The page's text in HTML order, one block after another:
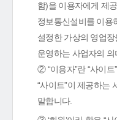
함)을 이용자에게 제
정보통신설비를 이용
설정한 가상의 영업
운영하는 사업자의
② “이용자”란 “사이
“사이트”이 제공하는
말합니다.